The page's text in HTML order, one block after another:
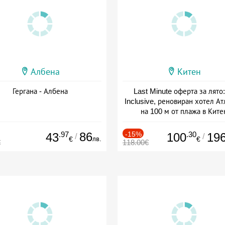
Албена
Гергана - Албена
43.97
€ / 86лв.
Китен
Last Minute оферта за
Inclusive, реновиран хотел
на 100 м от плажа в
-15%
118.00€ 100.30
€ /